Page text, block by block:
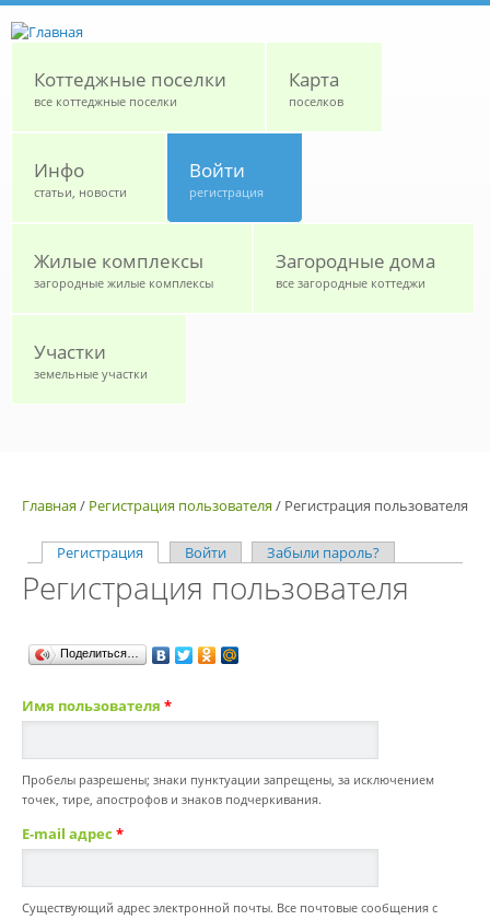
Коттеджные поселки
все коттеджные поселки
Карта
поселков
Инфо
статьи, новости
Войти
регистрация
Жилые комплексы
загородные жилые комплексы
Загородные дома
все загородные коттеджи
Участки
земельные участки
Главная / Регистрация пользователя / Регистрация пользователя
Главные вкладки
Регистрация (активная вкладка)
Войти Забыли пароль?
Регистрация пользователя
Поделиться…
Имя пользователя *
Пробелы разрешены; знаки пунктуации запрещены, за исключением
точек, тире, апострофов и знаков подчеркивания.
E-mail адрес *
Существующий адрес электронной почты. Все почтовые сообщения с